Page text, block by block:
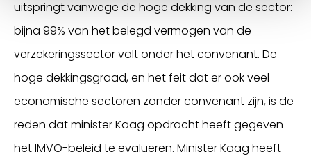
uitspringt vanwege de hoge dekking van de sector:
bijna 99% van het belegd vermogen van de
verzekeringssector valt onder het convenant. De
hoge dekkingsgraad, en het feit dat er ook veel
economische sectoren zonder convenant zijn, is de
reden dat minister Kaag opdracht heeft gegeven
het IMVO-beleid te evalueren. Minister Kaag heeft